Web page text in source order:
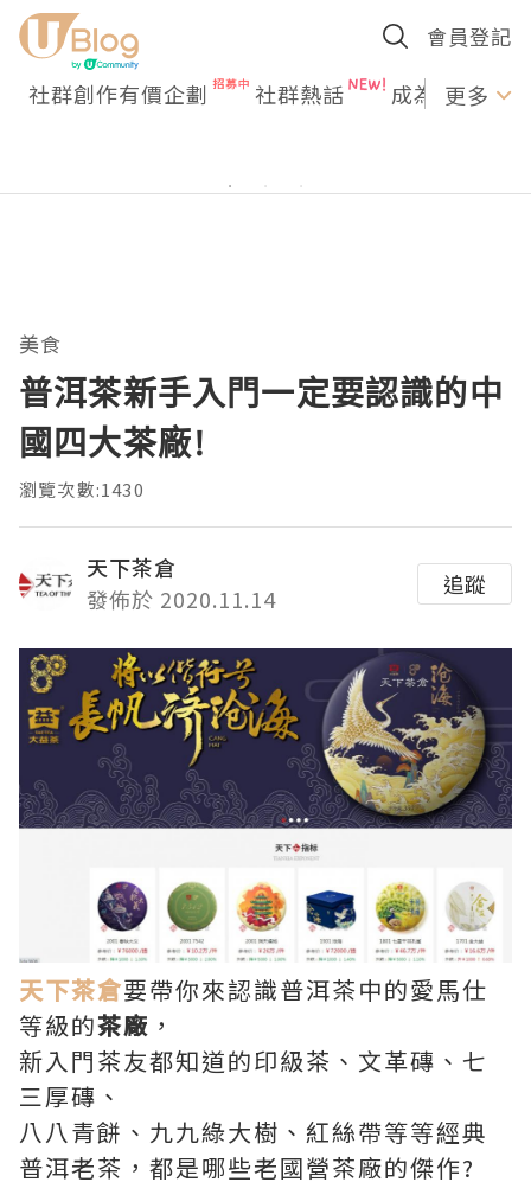
會員登記
社群創作有價企劃 社群熱話 成為U更多
美食
普洱茶新手入門一定要認識的中
國四大茶廠!
瀏覽次數:1430
天下茶倉
發佈於 2020.11.14
追蹤
天下茶倉要帶你來認識普洱茶中的愛馬仕
等級的茶廠 ，
新入門茶友都知道的印級茶、文革磚、七
三厚磚、
八八青餅、九九綠大樹、紅絲帶等等經典
普洱老茶，都是哪些老國營茶廠的傑作?